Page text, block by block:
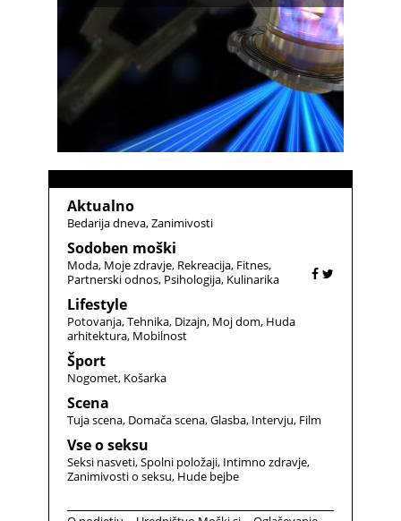
Aktualno
Bedarija dneva Zanimivosti
Sodoben moški
Moda Moje zdravje Rekreacija Fitnes
Partnerski odnos Psihologija Kulinarika
Lifestyle
Potovanja Tehnika Dizajn Moj dom Huda
arhitektura Mobilnost
Šport
Nogomet Košarka
Scena
Tuja scena Domača scena Glasba Intervju Film
Vse o seksu
Seksi nasveti Spolni položaji Intimno zdravje
Zanimivosti o seksu Hude bejbe